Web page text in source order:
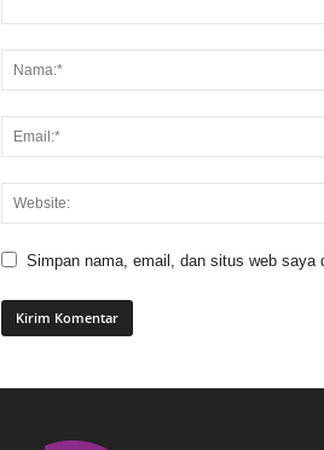
Simpan nama, email, dan situs web saya